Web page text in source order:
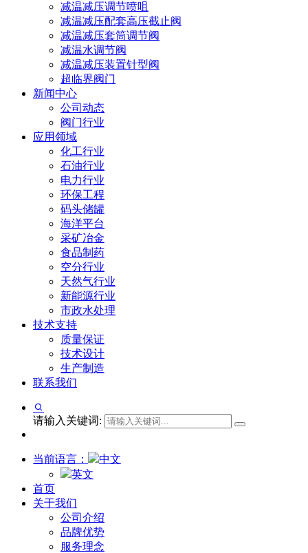
减温减压调节喷咀
减温减压配套高压截止阀
减温减压套筒调节阀
减温水调节阀
减温减压装置针型阀
超临界阀门
新闻中心
公司动态
阀门行业
应用领域
化工行业
石油行业
电力行业
环保工程
码头储罐
海洋平台
采矿冶金
食品制药
空分行业
天然气行业
新能源行业
市政水处理
技术支持
质量保证
技术设计
生产制造
联系我们
请输入关键词:
当前语言：
中文
英文
首页
关于我们
公司介绍
品牌优势
服务理念